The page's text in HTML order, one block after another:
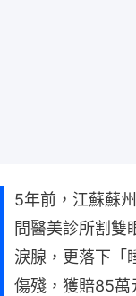
5年前，江蘇蘇
間醫美診所割雙
淚腺，更落下「
傷殘，獲賠85萬